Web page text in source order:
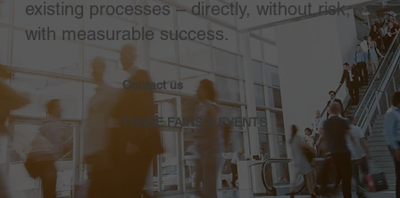
existing processes – directly, without risk,
with measurable success.
TRADE FAIRS & EVENTS
Contact us